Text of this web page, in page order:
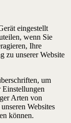
eingestellt
wenn Sie
Ihre
zu unserer Website
um
Einstellungen
Arten von
Websites
können.